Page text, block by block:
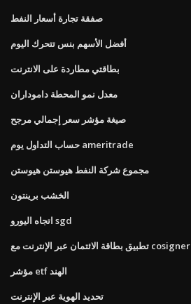
صفقة تجارة أسعار النفط
أفضل الأسهم بنس تتحرك اليوم
بطاقتي مطاردة على الانترنت
معدل نمو المحطة داموداران
صيغة مؤشر سعر إجمالي مرجح
حساب التداول يوم ameritrade
مجموع شركة النفط هيوستن هيوستن
الخشب برينتون
اتجاه اليورو sgd
تطبيق بطاقة الائتمان عبر الإنترنت مع cosigner
مؤشر etf الهند
تحديد الهوية عبر الإنترنت